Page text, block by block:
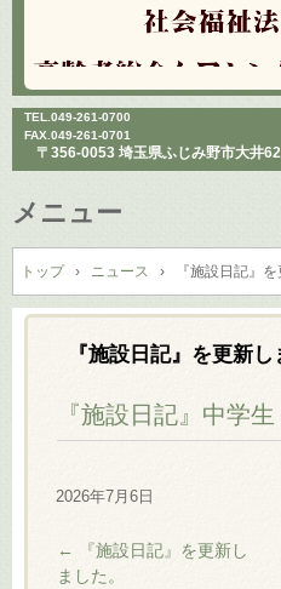
TEL. 049-261-0700
FAX.049-261-0701
〒356-0053 埼玉県ふじみ野市大井
メニュー
コ
ン
テ
ン
トップ › ニュース › 『施設日記』
『施設日記』を更新し
『施設日記』中学
2026年7月6日
←
『施設日記』を更新し
ました。